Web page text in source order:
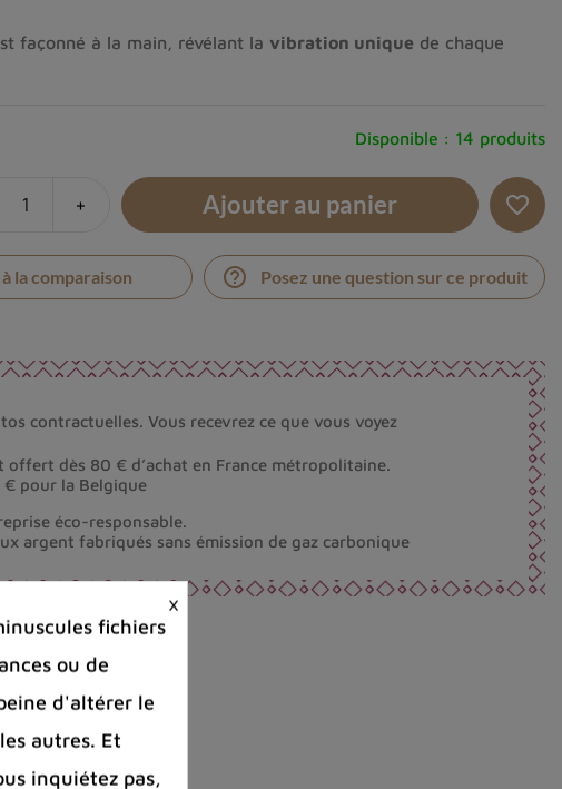
façonné à la main, révélant la vibration unique de chaque
Disponible : 14 produits
+ Ajouter au panier favorite_border
la comparaison help_outline Posez une question sur ce produit
contractuelles. Vous recevrez ce que vous voyez
offert dès 80 € d’achat en France métropolitaine.
€ pour la Belgique
éco-responsable.
argent fabriqués sans émission de gaz carbonique
×
fichiers
ou de
d'altérer le
autres. Et
inquiétez pas,